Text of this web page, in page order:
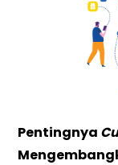
Pentingnya